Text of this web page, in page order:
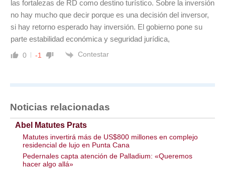
las fortalezas de RD como destino turístico. Sobre la inversión
no hay mucho que decir porque es una decisión del inversor,
si hay retorno esperado hay inversión. El gobierno pone su
parte estabilidad económica y seguridad jurídica,
0 -1 Contestar
Noticias relacionadas
Abel Matutes Prats
Matutes invertirá más de US$800 millones en complejo
residencial de lujo en Punta Cana
Pedernales capta atención de Palladium: «Queremos
hacer algo allá»